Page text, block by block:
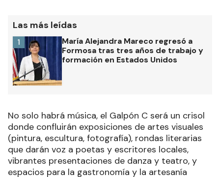
Las más leídas
María Alejandra Mareco regresó a
Formosa tras tres años de trabajo y
formación en Estados Unidos
1
No solo habrá música, el Galpón C será un crisol
donde confluirán exposiciones de artes visuales
(pintura, escultura, fotografía), rondas literarias
que darán voz a poetas y escritores locales,
vibrantes presentaciones de danza y teatro, y
espacios para la gastronomía y la artesanía